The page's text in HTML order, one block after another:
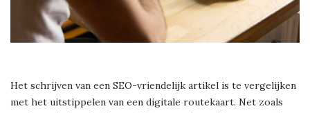
Het schrijven van een SEO-vriendelijk artikel is te vergelijken
met het uitstippelen van een digitale routekaart. Net zoals